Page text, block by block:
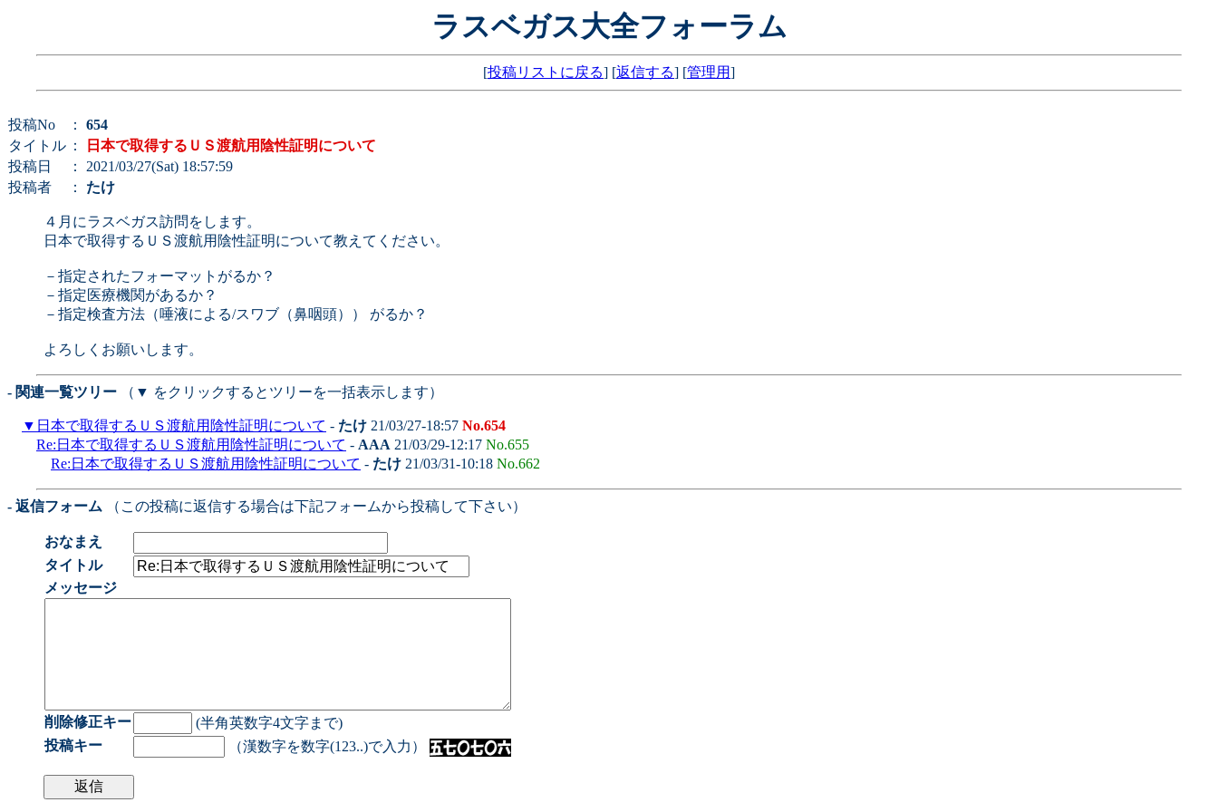
ラスベガス大全フォーラム
[投稿リストに戻る] [返信する] [管理用]
投稿No ： 654
タイトル ：
日本で取得するＵＳ渡航用陰性証明について
投稿日
： 2021/03/27(Sat) 18:57:59
投稿者
： たけ
４月にラスベガス訪問をします。
日本で取得するＵＳ渡航用陰性証明について教えてください。
－指定されたフォーマットがるか？
－指定医療機関があるか？
－指定検査方法（唾液による/スワブ（鼻咽頭）） がるか？
よろしくお願いします。
- 関連一覧ツリー （▼ をクリックするとツリーを一括表示します）
▼ 日本で取得するＵＳ渡航用陰性証明について - たけ 21/03/27-18:57 No.654
Re:日本で取得するＵＳ渡航用陰性証明について - AAA 21/03/29-12:17 No.655
Re:日本で取得するＵＳ渡航用陰性証明について - たけ 21/03/31-10:18 No.662
- 返信フォーム （この投稿に返信する場合は下記フォームから投稿して下さい）
おなまえ
タイトル
メッセージ
削除修正キー
(半角英数字4文字まで)
投稿キー
（漢数字を数字(123..)で入力）